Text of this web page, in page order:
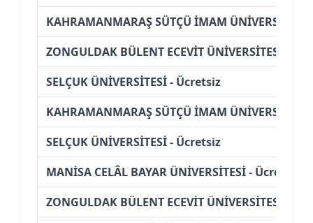
KAHRAMANMARAŞ SÜTÇÜ İMAM ÜNİVERSİTESİ
ZONGULDAK BÜLENT ECEVİT ÜNİVERSİTESİ -
SELÇUK ÜNİVERSİTESİ - Ücretsiz
KAHRAMANMARAŞ SÜTÇÜ İMAM ÜNİVERSİTESİ
SELÇUK ÜNİVERSİTESİ - Ücretsiz
MANİSA CELÂL BAYAR ÜNİVERSİTESİ - Ücretsiz
ZONGULDAK BÜLENT ECEVİT ÜNİVERSİTESİ -